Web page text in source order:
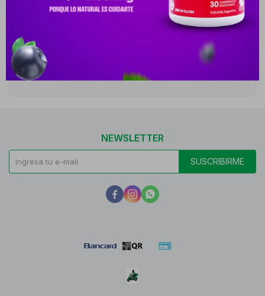
Envíos
Cambios y Devoluciones
Medios de pago
NEWSLETTER
SUSCRIBIRME
  